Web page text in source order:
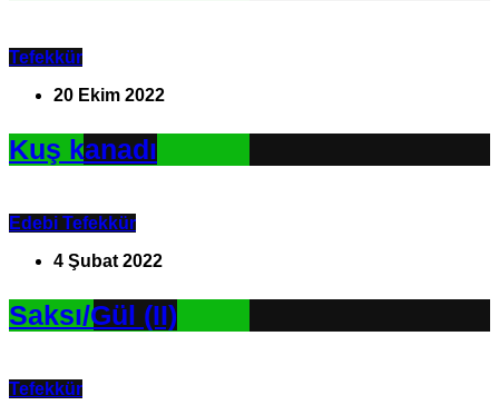
Tefekkür
20 Ekim 2022
Kuş kanadı
Edebi Tefekkür
4 Şubat 2022
Saksı/Gül (II)
Tefekkür